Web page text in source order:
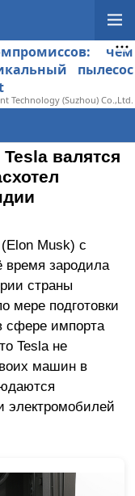
чем
пылесос
Technology (Suzhou) Co.,Ltd.
валятся
Musk) с
зародила
страны
мере подготовки
сфере импорта
Tesla не
машин в
электромобилей